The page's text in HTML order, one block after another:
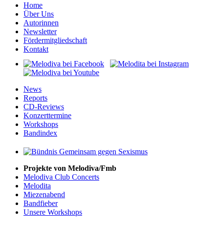
Home
Über Uns
Autorinnen
Newsletter
Fördermitgliedschaft
Kontakt
News
Reports
CD-Reviews
Konzerttermine
Workshops
Bandindex
Projekte von Melodiva/Fmb
Melodiva Club Concerts
Melodita
Miezenabend
Bandfieber
Unsere Workshops